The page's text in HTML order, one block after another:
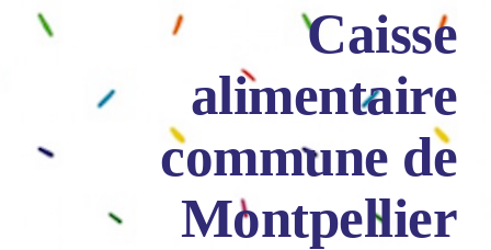
Caisse
alimentaire
commune de
Montpellier